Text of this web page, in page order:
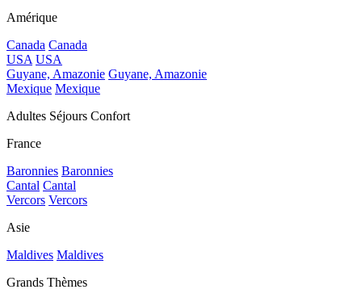
Amérique
Canada Canada
USA USA
Guyane, Amazonie Guyane, Amazonie
Mexique Mexique
Adultes Séjours Confort
France
Baronnies Baronnies
Cantal Cantal
Vercors Vercors
Asie
Maldives Maldives
Grands Thèmes